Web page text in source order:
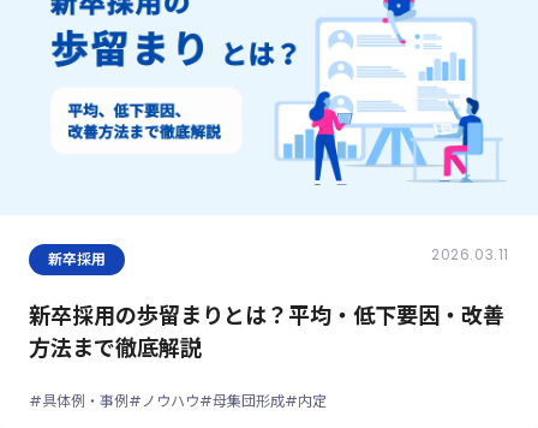
新卒採用 2026.03.11
新卒採用の歩留まりとは？平均・低下要因・改善
方法まで徹底解説
#具体例・事例#ノウハウ#母集団形成#内定